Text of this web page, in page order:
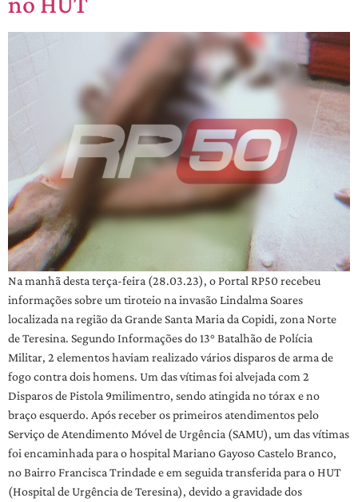
Na manhã desta terça-feira (28.03.23), o Portal RP50 recebeu
informações sobre um tiroteio na invasão Lindalma Soares
localizada na região da Grande Santa Maria da Copidi, zona Norte
de Teresina. Segundo Informações do 13° Batalhão de Polícia
Militar, 2 elementos haviam realizado vários disparos de arma de
fogo contra dois homens. Um das vítimas foi alvejada com 2
Disparos de Pistola 9milimentro, sendo atingida no tórax e no
braço esquerdo. Após receber os primeiros atendimentos pelo
Serviço de Atendimento Móvel de Urgência (SAMU), um das vítimas
foi encaminhada para o hospital Mariano Gayoso Castelo Branco,
no Bairro Francisca Trindade e em seguida transferida para o HUT
(Hospital de Urgência de Teresina), devido a gravidade dos